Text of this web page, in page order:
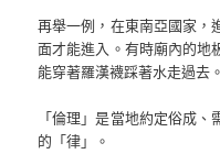
再舉一例，在東南亞國家，
面才能進入。有時廟內的地
能穿著羅漢襪踩著水走過去。
「倫理」是當地約定俗成
的「律」。